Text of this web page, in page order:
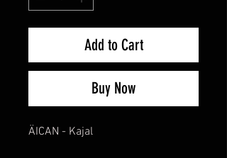
Add to Cart
Buy Now
ÄICAN - Kajal